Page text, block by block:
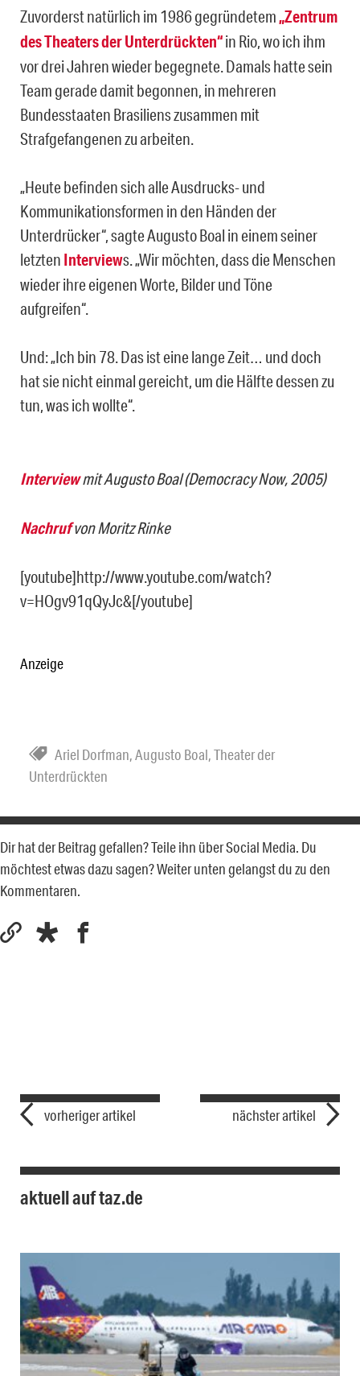
Zuvorderst natürlich im 1986 gegründetem„Zentrum
des Theaters der Unterdrückten“in Rio, wo ich ihm
vor drei Jahren wieder begegnete. Damals hatte sein
Team gerade damit begonnen, in mehreren
Bundesstaaten Brasiliens zusammen mit
Strafgefangenen zu arbeiten.
„Heute befinden sich alle Ausdrucks- und
Kommunikationsformen in den Händen der
Unterdrücker“, sagte Augusto Boal in einem seiner
letzten Interviews. „Wir möchten, dass die Menschen
wieder ihre eigenen Worte, Bilder und Töne
aufgreifen“.
Und: „Ich bin 78. Das ist eine lange Zeit… und doch
hat sie nicht einmal gereicht, um die Hälfte dessen zu
tun, was ich wollte“.
Interviewmit Augusto Boal (Democracy Now, 2005)
Nachrufvon Moritz Rinke
[youtube]http://www.youtube.com/watch?
v=HOgv91qQyJc&[/youtube]
Anzeige
Ariel Dorfman,Augusto Boal,Theater der
Unterdrückten
Dir hat der Beitrag gefallen? Teile ihn über Social Media. Du
möchtest etwas dazu sagen? Weiter unten gelangst du zu den
Kommentaren.
vorheriger artikel nächster artikel
aktuell auf taz.de